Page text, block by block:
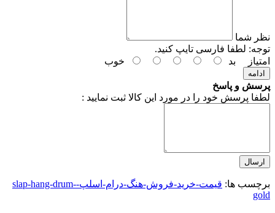
نظر شما
توجه: لطفا فارسی تایپ کنید.
امتیاز
بد خوب
ادامه
پرسش و پاسخ
لطفا پرسش خود را در مورد این کالا ثبت نمایید :
ارسال
برچسب ها:
قیمت-خرید-فروش-هنگ-درام-اسلپ-slap-hang-drum-
gold